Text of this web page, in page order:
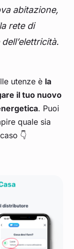
abitazione,
rete di
utenze è la
il tuo nuovo
. Puoi
quale sia
👇